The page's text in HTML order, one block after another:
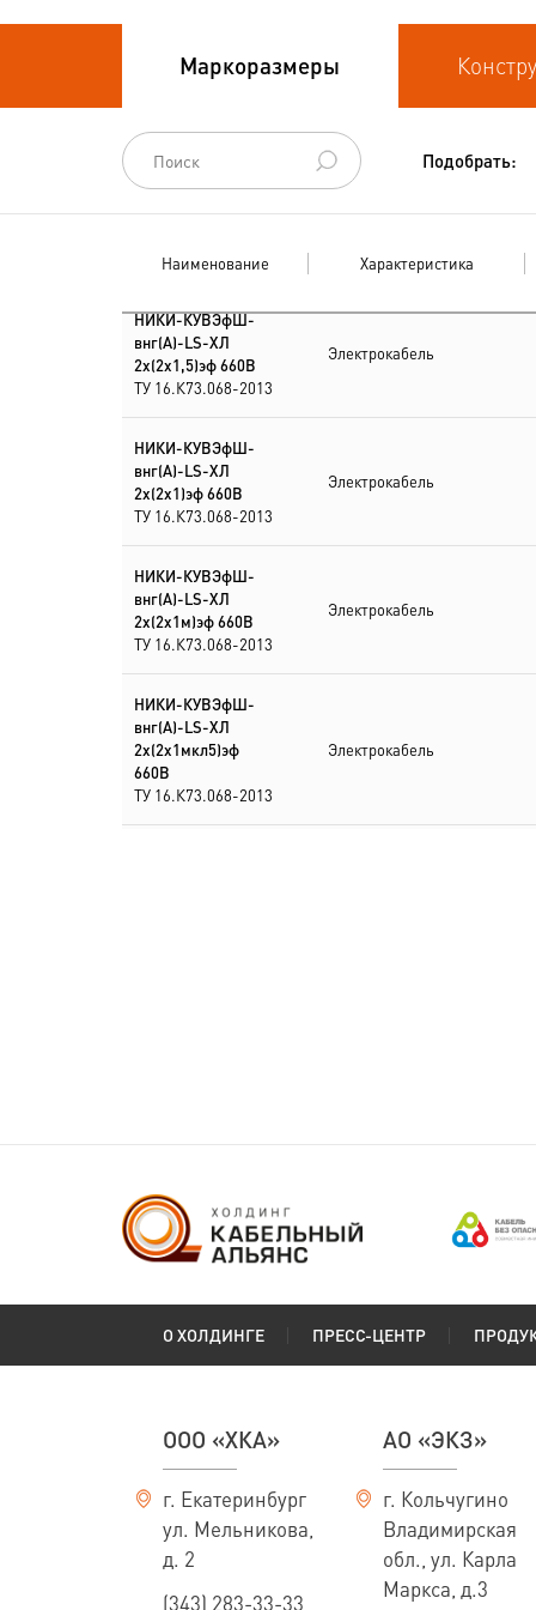
Кабели
термоэлектродные
Кабели управления
Маркоразмеры
Подобрать:
Наименование Характеристика
НИКИ-КУВЭфШ-
внг(А)-LS-ХЛ
2х(2х1,5)эф 660В
ТУ 16.К73.068-2013
Электрокабель
НИКИ-КУВЭфШ-
внг(А)-LS-ХЛ
2х(2х1)эф 660В
ТУ 16.К73.068-2013
Электрокабель
НИКИ-КУВЭфШ-
внг(А)-LS-ХЛ
2х(2х1м)эф 660В
ТУ 16.К73.068-2013
Электрокабель
НИКИ-КУВЭфШ-
внг(А)-LS-ХЛ
2х(2х1мкл5)эф
660В
ТУ 16.К73.068-2013
Электрокабель
О ХОЛДИНГЕ ПРЕСС-ЦЕНТР
ООО «ХКА»
г. Екатеринбург
ул. Мельникова,
д. 2
(343) 283-33-33
АО «ЭКЗ»
г. Кольчугино
Владимирская
обл., ул. Карла
Маркса, д.3